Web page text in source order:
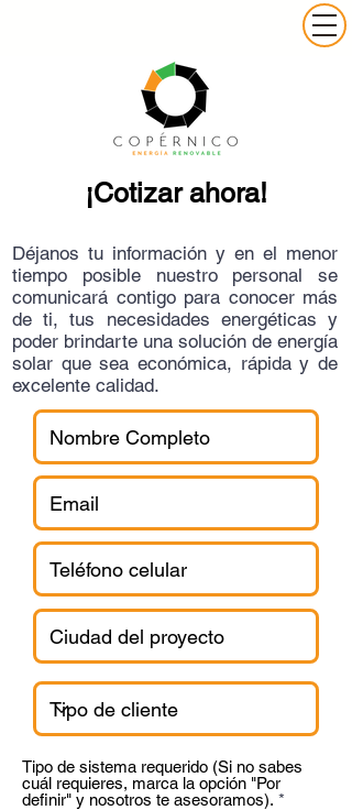
¡Cotizar ahora!
Déjanos tu información y en el menor
tiempo posible nuestro personal se
comunicará contigo para conocer más
de ti, tus necesidades energéticas y
poder brindarte una solución de energía
solar que sea económica, rápida y de
excelente calidad.
Tipo de sistema requerido (Si no sabes
cuál requieres, marca la opción "Por
definir" y nosotros te asesoramos). *